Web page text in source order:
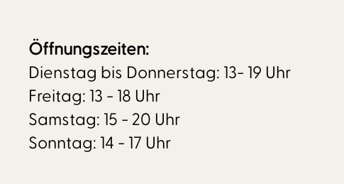
Öffnungszeiten:
Dienstag bis Donnerstag: 13- 19 Uhr
Freitag: 13 - 18 Uhr
Samstag: 15 - 20 Uhr
Sonntag: 14 - 17 Uhr